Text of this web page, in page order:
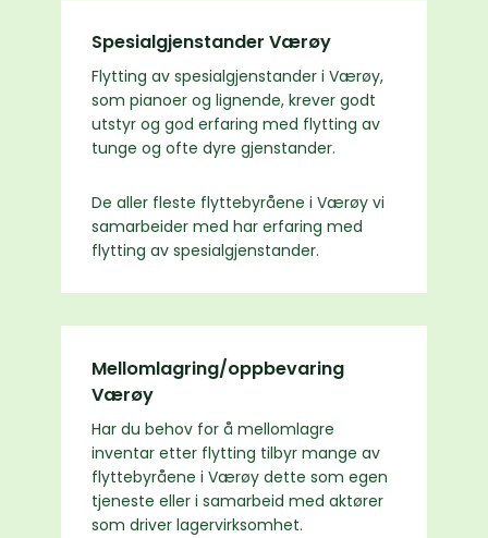
Spesialgjenstander Værøy
Flytting av spesialgjenstander i Værøy,
som pianoer og lignende, krever godt
utstyr og god erfaring med flytting av
tunge og ofte dyre gjenstander.
De aller fleste flyttebyråene i Værøy vi
samarbeider med har erfaring med
flytting av spesialgjenstander.
Mellomlagring/oppbevaring
Værøy
Har du behov for å mellomlagre
inventar etter flytting tilbyr mange av
flyttebyråene i Værøy dette som egen
tjeneste eller i samarbeid med aktører
som driver lagervirksomhet.